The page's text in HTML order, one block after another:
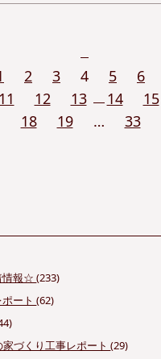
2 3 4 5 6
11 12 13 14 15
18
19 … 33
情報☆(233)
ポート(62)
家づくり工事レポート(29)